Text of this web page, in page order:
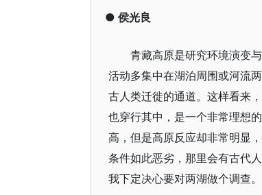
● 侯光良
青藏高原是研究环境演变
活动多集中在湖泊周围或河流
古人类迁徙的通道。这样看来，
也穿行其中，是一个非常理想
高，但是高原反应却非常明显
条件如此恶劣，那里会有古代
我下定决心要对两湖做个调查。